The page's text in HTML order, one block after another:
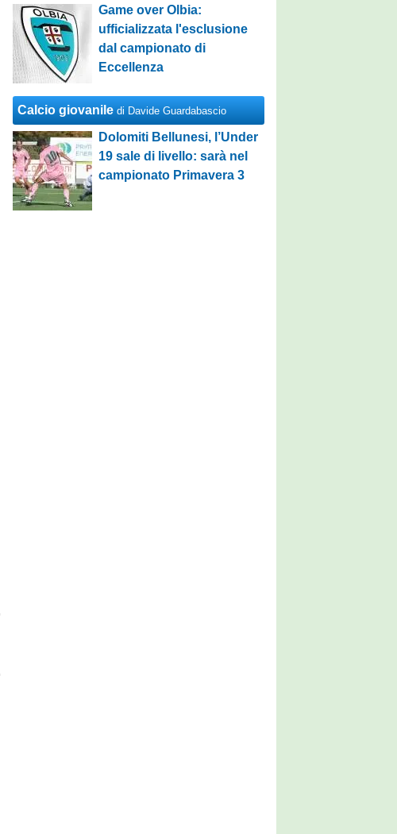
Game over Olbia:
ufficializzata l'esclusione
dal campionato di
Eccellenza
Calcio giovanile di Davide Guardabascio
Dolomiti Bellunesi, l’Under
19 sale di livello: sarà nel
campionato Primavera 3